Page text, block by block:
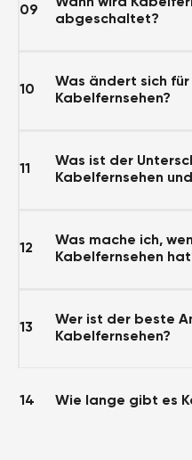
09
abgeschaltet?
10
Was ändert sich
Kabelfernsehen?
11
Was ist der
Kabelfernsehen
12
Was mache ich,
Kabelfernsehen
13
Wer ist der beste
Kabelfernsehen?
14 Wie lange gibt es